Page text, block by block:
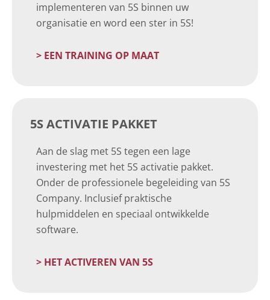
implementeren van 5S binnen uw
organisatie en word een ster in 5S!
> EEN TRAINING OP MAAT
5S ACTIVATIE PAKKET
Aan de slag met 5S tegen een lage
investering met het 5S activatie pakket.
Onder de professionele begeleiding van 5S
Company. Inclusief praktische
hulpmiddelen en speciaal ontwikkelde
software.
> HET ACTIVEREN VAN 5S